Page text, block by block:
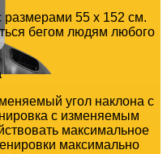
размерами 55 х 152 см.
бегом людям любого
угол наклона с
с изменяемым
максимальное
максимально